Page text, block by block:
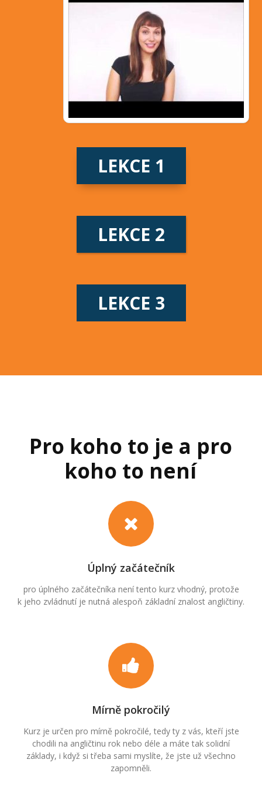
LEKCE 1
LEKCE 2
LEKCE 3
Pro koho to je a pro
koho to není
Úplný začátečník
pro úplného začátečníka není tento kurz vhodný, protože
k jeho zvládnutí je nutná alespoň základní znalost angličtiny.
Mírně pokročilý
Kurz je určen pro mírně pokročilé, tedy ty z vás, kteří jste
chodili na angličtinu rok nebo déle a máte tak solidní
základy, i když si třeba sami myslíte, že jste už všechno
zapomněli.